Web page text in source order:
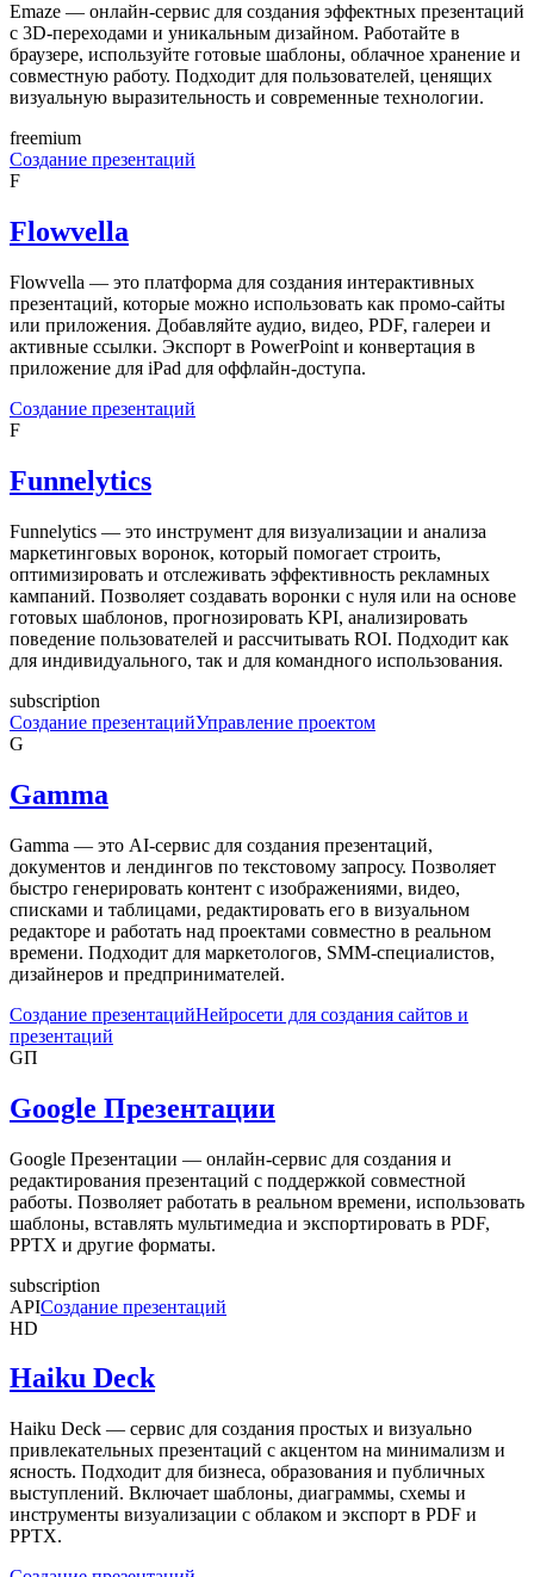
Emaze — онлайн-сервис для создания эффектных презентаций
с 3D-переходами и уникальным дизайном. Работайте в
браузере, используйте готовые шаблоны, облачное хранение и
совместную работу. Подходит для пользователей, ценящих
визуальную выразительность и современные технологии.
freemium
Создание презентаций
F
Flowvella
Flowvella — это платформа для создания интерактивных
презентаций, которые можно использовать как промо-сайты
или приложения. Добавляйте аудио, видео, PDF, галереи и
активные ссылки. Экспорт в PowerPoint и конвертация в
приложение для iPad для оффлайн-доступа.
Создание презентаций
F
Funnelytics
Funnelytics — это инструмент для визуализации и анализа
маркетинговых воронок, который помогает строить,
оптимизировать и отслеживать эффективность рекламных
кампаний. Позволяет создавать воронки с нуля или на основе
готовых шаблонов, прогнозировать KPI, анализировать
поведение пользователей и рассчитывать ROI. Подходит как
для индивидуального, так и для командного использования.
subscription
Создание презентацийУправление проектом
G
Gamma
Gamma — это AI-сервис для создания презентаций,
документов и лендингов по текстовому запросу. Позволяет
быстро генерировать контент с изображениями, видео,
списками и таблицами, редактировать его в визуальном
редакторе и работать над проектами совместно в реальном
времени. Подходит для маркетологов, SMM-специалистов,
дизайнеров и предпринимателей.
Создание презентацийНейросети для создания сайтов и
презентаций
GП
Google Презентации
Google Презентации — онлайн-сервис для создания и
редактирования презентаций с поддержкой совместной
работы. Позволяет работать в реальном времени, использовать
шаблоны, вставлять мультимедиа и экспортировать в PDF,
PPTX и другие форматы.
subscription
APIСоздание презентаций
HD
Haiku Deck
Haiku Deck — сервис для создания простых и визуально
привлекательных презентаций с акцентом на минимализм и
ясность. Подходит для бизнеса, образования и публичных
выступлений. Включает шаблоны, диаграммы, схемы и
инструменты визуализации с облаком и экспорт в PDF и
PPTX.